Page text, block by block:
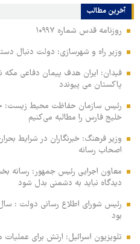
آخرین مطالب
روزنامه قدس شماره ۱۰۹۹۷
وزیر راه و شهرسازی: دولت دنبال
فیدان: ایران هدف پیمان دفاعی
پاکستان می پیوندد
رئیس سازمان حفاظت محیط
خلیج فارس را مطالبه‌ می‌کنیم
وزیر فرهنگ: خبرنگاران در شرایط
اصحاب رسانه
معاون اجرایی رئیس جمهور: رسانه
دیدگاه نباید به دشمنی بدل شود
رئیس شورای اطلاع رسانی دولت :
بود
تلویزیون اسرائیل: ارتش برای